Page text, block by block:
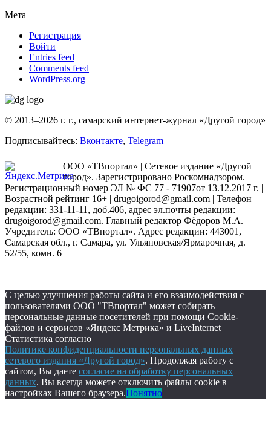
Мета
Регистрация
Войти
Entries feed
Comments feed
WordPress.org
© 2013–2026 г. г., самарский интернет-журнал «Другой город»
Подписывайтесь: Вконтакте, Telegram
ООО «ТВпортал» | Сетевое издание «Другой
город». Зарегистрировано Роскомнадзором.
Регистрационный номер ЭЛ № ФС 77 - 71907от 13.12.2017 г. |
Возрастной рейтинг 16+ | drugoigorod@gmail.com | Телефон
редакции: 331-11-11, доб.406, адрес эл.почты редакции:
drugoigorod@gmail.com. Главный редактор Фёдоров М.А.
Учредитель: ООО «ТВпортал». Адрес редакции: 443001,
Самарская обл., г. Самара, ул. Ульяновская/Ярмарочная, д.
52/55, комн. 6
С целью улучшения работы сайта и его взаимодействия с
пользователями ООО "ТВпортал" может собирать
персональные данные посетителей при помощи Cookie-
файлов и сервисов «Яндекс Метрика» и LiveInternet
Статистика согласно
Политике конфиденциальности персональных данных
сетевого издания «Другой город». Продолжая работу с
сайтом, Вы даете согласие на обработку персональных
данных. Вы всегда можете отключить файлы cookie в
настройках Вашего браузера.Понятно